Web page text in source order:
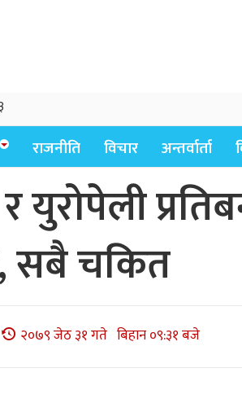
राजनीति विचार अन्तर्वार्ता
युरोपेली
चकित
२०७९ जेठ ३१ गते बिहान ०९:३१ बजे